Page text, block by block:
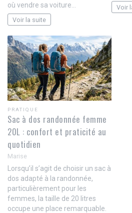
où vendre sa voiture…
Voir la suite
Voir
PRATIQUE
Sac à dos randonnée femme
20L : confort et praticité au
quotidien
Marise
Lorsqu’il s’agit de choisir un sac à
dos adapté à la randonnée,
particulièrement pour les
femmes, la taille de 20 litres
occupe une place remarquable.